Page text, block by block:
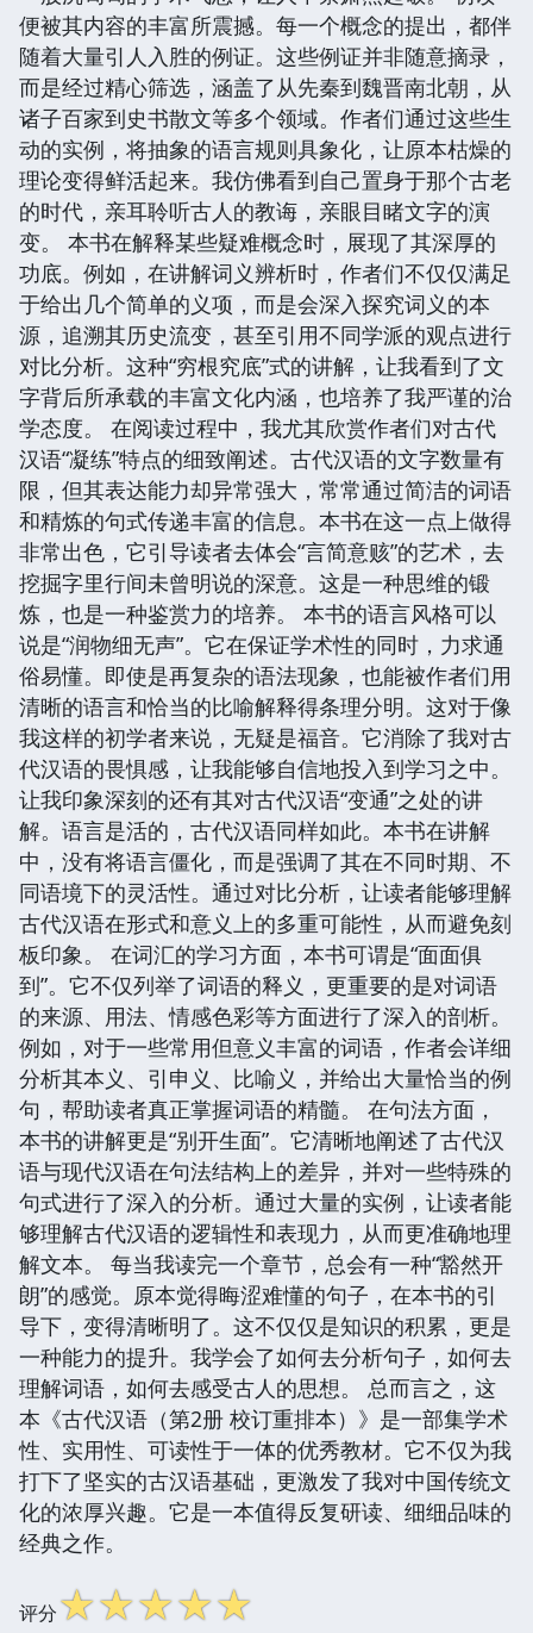
便被其内容的丰富所震撼。每一个概念的提出，都伴
随着大量引人入胜的例证。这些例证并非随意摘录，
而是经过精心筛选，涵盖了从先秦到魏晋南北朝，从
诸子百家到史书散文等多个领域。作者们通过这些生
动的实例，将抽象的语言规则具象化，让原本枯燥的
理论变得鲜活起来。我仿佛看到自己置身于那个古老
的时代，亲耳聆听古人的教诲，亲眼目睹文字的演
变。 本书在解释某些疑难概念时，展现了其深厚的
功底。例如，在讲解词义辨析时，作者们不仅仅满足
于给出几个简单的义项，而是会深入探究词义的本
源，追溯其历史流变，甚至引用不同学派的观点进行
对比分析。这种“穷根究底”式的讲解，让我看到了文
字背后所承载的丰富文化内涵，也培养了我严谨的治
学态度。 在阅读过程中，我尤其欣赏作者们对古代
汉语“凝练”特点的细致阐述。古代汉语的文字数量有
限，但其表达能力却异常强大，常常通过简洁的词语
和精炼的句式传递丰富的信息。本书在这一点上做得
非常出色，它引导读者去体会“言简意赅”的艺术，去
挖掘字里行间未曾明说的深意。这是一种思维的锻
炼，也是一种鉴赏力的培养。 本书的语言风格可以
说是“润物细无声”。它在保证学术性的同时，力求通
俗易懂。即使是再复杂的语法现象，也能被作者们用
清晰的语言和恰当的比喻解释得条理分明。这对于像
我这样的初学者来说，无疑是福音。它消除了我对古
代汉语的畏惧感，让我能够自信地投入到学习之中。
让我印象深刻的还有其对古代汉语“变通”之处的讲
解。语言是活的，古代汉语同样如此。本书在讲解
中，没有将语言僵化，而是强调了其在不同时期、不
同语境下的灵活性。通过对比分析，让读者能够理解
古代汉语在形式和意义上的多重可能性，从而避免刻
板印象。 在词汇的学习方面，本书可谓是“面面俱
到”。它不仅列举了词语的释义，更重要的是对词语
的来源、用法、情感色彩等方面进行了深入的剖析。
例如，对于一些常用但意义丰富的词语，作者会详细
分析其本义、引申义、比喻义，并给出大量恰当的例
句，帮助读者真正掌握词语的精髓。 在句法方面，
本书的讲解更是“别开生面”。它清晰地阐述了古代汉
语与现代汉语在句法结构上的差异，并对一些特殊的
句式进行了深入的分析。通过大量的实例，让读者能
够理解古代汉语的逻辑性和表现力，从而更准确地理
解文本。 每当我读完一个章节，总会有一种“豁然开
朗”的感觉。原本觉得晦涩难懂的句子，在本书的引
导下，变得清晰明了。这不仅仅是知识的积累，更是
一种能力的提升。我学会了如何去分析句子，如何去
理解词语，如何去感受古人的思想。 总而言之，这
本《古代汉语（第2册 校订重排本）》是一部集学术
性、实用性、可读性于一体的优秀教材。它不仅为我
打下了坚实的古汉语基础，更激发了我对中国传统文
化的浓厚兴趣。它是一本值得反复研读、细细品味的
经典之作。
评分☆☆☆☆☆